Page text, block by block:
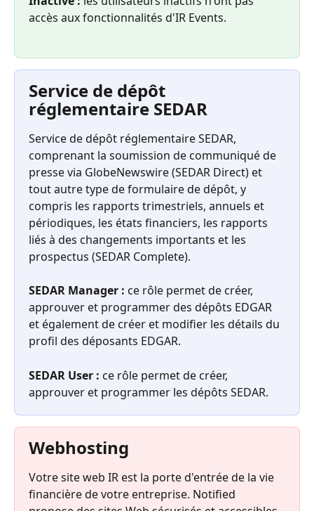
accès aux fonctionnalités d'IR Events.
Service de dépôt
réglementaire SEDAR
Service de dépôt réglementaire SEDAR,
comprenant la soumission de communiqué de
presse via GlobeNewswire (SEDAR Direct) et
tout autre type de formulaire de dépôt, y
compris les rapports trimestriels, annuels et
périodiques, les états financiers, les rapports
liés à des changements importants et les
prospectus (SEDAR Complete).
SEDAR Manager : ce rôle permet de créer,
approuver et programmer des dépôts EDGAR
et également de créer et modifier les détails du
profil des déposants EDGAR.
SEDAR User : ce rôle permet de créer,
approuver et programmer les dépôts SEDAR.
Webhosting
Votre site web IR est la porte d'entrée de la vie
financière de votre entreprise. Notified